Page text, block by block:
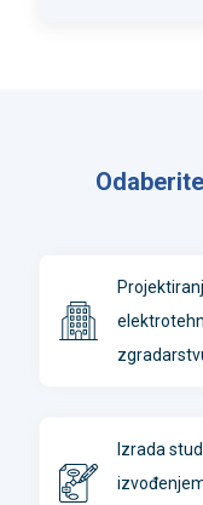
Izrada